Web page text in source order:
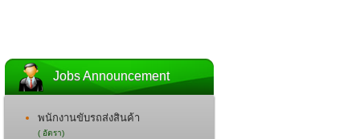
Jobs Announcement
พนักงานขับรถส่งสินค้า
( อัตรา)